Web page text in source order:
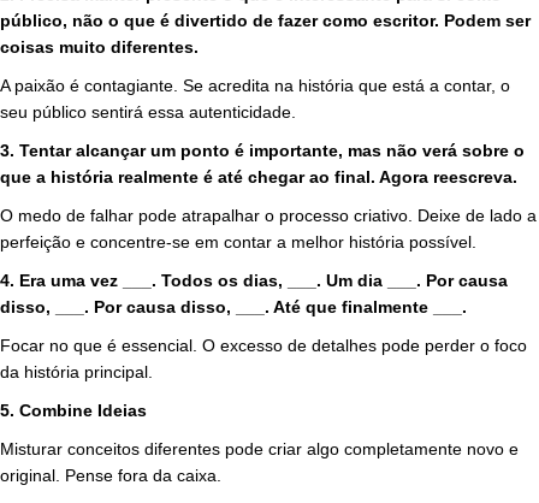
público, não o que é divertido de fazer como escritor. Podem ser
coisas muito diferentes.
A paixão é contagiante. Se acredita na história que está a contar, o
seu público sentirá essa autenticidade.
3. Tentar alcançar um ponto é importante, mas não verá sobre o
que a história realmente é até chegar ao final. Agora reescreva.
O medo de falhar pode atrapalhar o processo criativo. Deixe de lado a
perfeição e concentre-se em contar a melhor história possível.
4. Era uma vez ___. Todos os dias, ___. Um dia ___. Por causa
disso, ___. Por causa disso, ___. Até que finalmente ___.
Focar no que é essencial. O excesso de detalhes pode perder o foco
da história principal.
5. Combine Ideias
Misturar conceitos diferentes pode criar algo completamente novo e
original. Pense fora da caixa.